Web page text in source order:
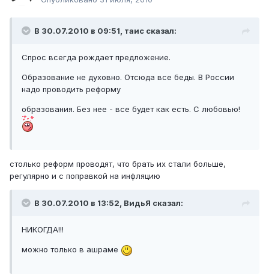
В 30.07.2010 в 09:51, таис сказал:
Спрос всегда рождает предложение.
Образование не духовно. Отсюда все беды. В России
надо проводить реформу
образования. Без нее - все будет как есть. С любовью!
столько реформ проводят, что брать их стали больше,
регулярно и с поправкой на инфляцию
В 30.07.2010 в 13:52, ВидьЯ сказал:
НИКОГДА!!!
можно только в ашраме